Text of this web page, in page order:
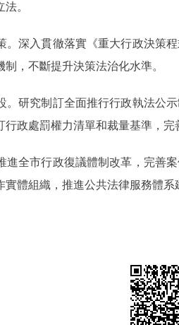
。
入貫徹落實《重大行政決策
，不斷提升決策法治化水準。
究制訂全面推行行政執法公
政處罰權力清單和裁量基準，
市行政復議體制改革，完善
體組織，推進公共法律服務體系